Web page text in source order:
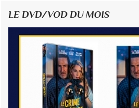
LE DVD/VOD DU MOIS